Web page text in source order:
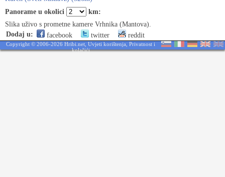
Panorame u okolici
km:
Slika uživo s prometne kamere Vrhnika (Mantova).
Dodaj u:
facebook twitter reddit
Copyright © 2006-2026 Hribi.net, Uvjeti korištenja Privatnost i
kolačići